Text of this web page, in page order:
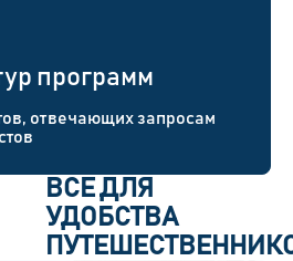
программ
отвечающих запросам
ВСЕ ДЛЯ
УДОБСТВА